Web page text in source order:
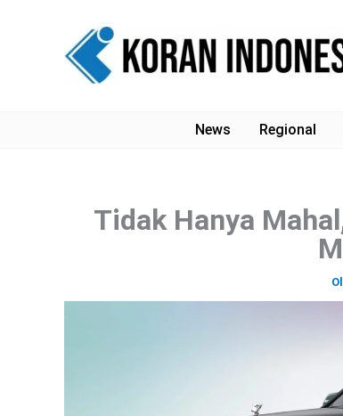
News Regional
Tidak Hanya